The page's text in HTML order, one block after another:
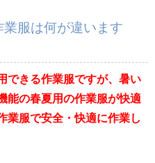
秋冬長袖
通年
服は何が違います
できる作業服ですが、暑い
能の春夏用の作業服が快適
業服で安全・快適に作業し